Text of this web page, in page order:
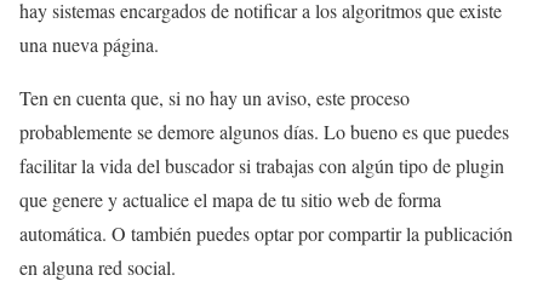
hay sistemas encargados de notificar a los algoritmos que existe
una nueva página.
Ten en cuenta que, si no hay un aviso, este proceso
probablemente se demore algunos días. Lo bueno es que puedes
facilitar la vida del buscador si trabajas con algún tipo de plugin
que genere y actualice el mapa de tu sitio web de forma
automática. O también puedes optar por compartir la publicación
en alguna red social.